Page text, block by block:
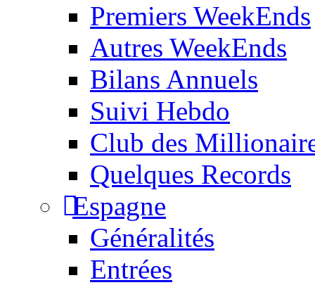
Premiers WeekEnds
Autres WeekEnds
Bilans Annuels
Suivi Hebdo
Club des
Quelques Records
Espagne
Généralités
Entrées